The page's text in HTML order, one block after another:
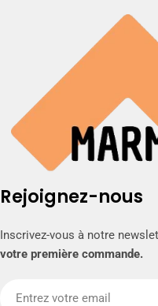
Rejoignez-nous
Inscrivez-vous à notre
votre première commande.